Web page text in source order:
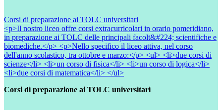
Corsi di preparazione ai TOLC universitari
<p>Il nostro liceo offre corsi extracurricolari in orario pomeridiano,
in preparazione ai TOLC delle principali facolt&#224; scientifiche e
biomediche.</p> <p>Nello specifico il liceo attiva, nel corso
dell'anno scolastico, tra ottobre e marzo:</p> <ul> <li>due corsi di
scienze</li> <li>un corso di fisica</li> <li>un corso di logica</li>
<li>due corsi di matematica</li> </ul>
Corsi di preparazione ai TOLC universitari